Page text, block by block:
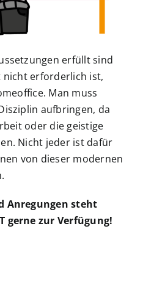
erfüllt sind
nicht erforderlich ist,
Man muss
aufbringen, da
oder die geistige
Nicht jeder ist dafür
von dieser modernen
Anregungen steht
gerne zur Verfügung!